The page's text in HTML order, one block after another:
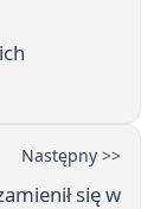
Następny >>
się w